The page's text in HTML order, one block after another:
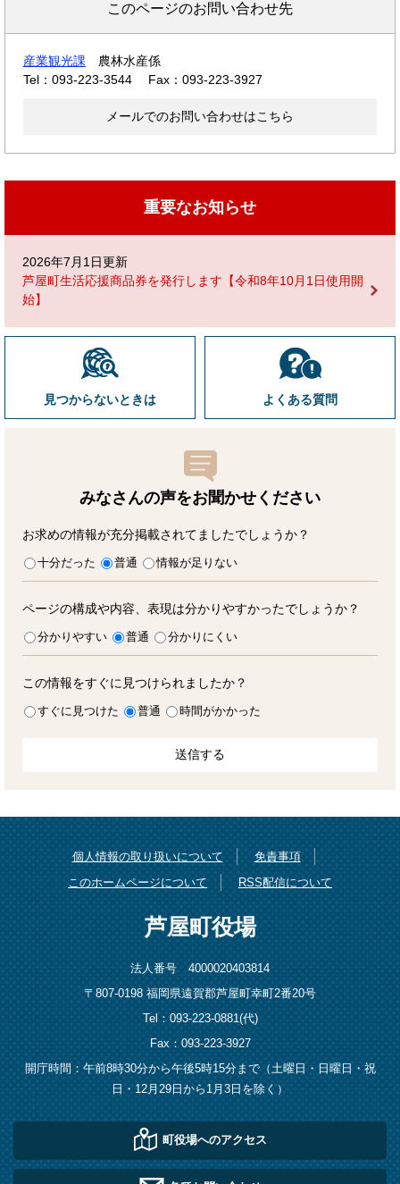
このページのお問い合わせ先
産業観光課
農林水産係
Tel：093-223-3544
Fax：093-223-3927
メールでのお問い合わせはこちら
重要なお知らせ
2026年7月1日更新
芦屋町生活応援商品券を発行します【令和8年10月1日使用開
始】
見つからないときは よくある質問
みなさんの声をお聞かせ ください
お求めの情報が充分掲載されてましたでしょうか？
十分だった 普通 情報が足りない
ページの構成や内容、表現は分かりやすかったでしょうか？
分かりやすい 普通 分かりにくい
この情報をすぐに見つけられましたか？
すぐに見つけた 普通 時間がかかった
個人情報の取り扱いについて
免責事項
このホームページについて
RSS配信について
芦屋町役場
法人番号 4000020403814
〒807-0198 福岡県遠賀郡芦屋町幸町2番20号
Tel：093-223-0881(代)
Fax：093-223-3927
開庁時間：午前8時30分から午後5時15分まで（土曜日・日曜日・祝
日・12月29日から1月3日を除く）
町役場へのアクセス